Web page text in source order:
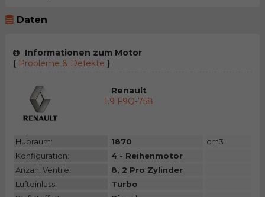
Daten
Informationen zum Motor
(Probleme & Defekte )
Renault
1.9 F9Q-758
Hubraum: 1870
cm3
Konfiguration:
4 - Reihenmotor
Anzahl Ventile:
8, 2 Pro Zylinder
Lufteinlass:
Turbo